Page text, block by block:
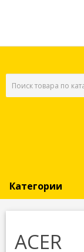
Категории
ACER